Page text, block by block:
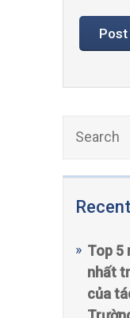
Top 5
nhất
của